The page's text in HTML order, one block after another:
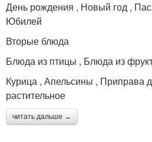
День рождения , Новый год ,
Юбилей
Вторые блюда
Блюда из птицы , Блюда из
Курица , Апельсины , Приправа
растительное
читать дальше →